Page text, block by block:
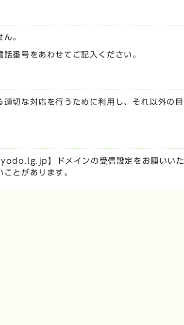
。
番号をあわせてご記入ください。
切な対応を行うために利用し、それ以外の目
】ドメインの受信設定をお願いいた
とがあります。